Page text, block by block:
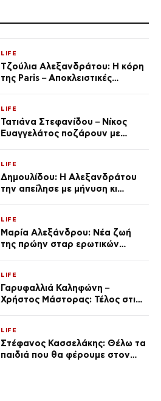
LIFE
Τζούλια Αλεξανδράτου: Η κόρη
της Paris – Αποκλειστικές
LIFE
Τατιάνα Στεφανίδου – Νίκος
Ευαγγελάτος ποζάρουν με
LIFE
Δημουλίδου: Η Αλεξανδράτου
την απείλησε με μήνυση κι
ποια είσαι σοκαρίστικα»
LIFE
Μαρία Αλεξάνδρου: Νέα ζωή
της πρώην σταρ ερωτικών
(Φωτογραφίες)
LIFE
Γαρυφαλλιά Καληφώνη –
Χρήστος Μάστορας: Τέλος στις
LIFE
Στέφανος Κασσελάκης: Θέλω τα
παιδιά που θα φέρουμε στον